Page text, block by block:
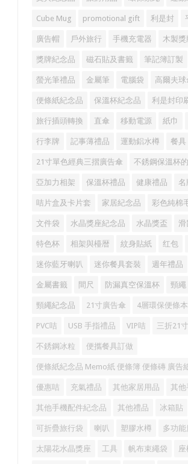
Cube Mug promotional gift 利是封
廣告帽 戶外旅行 手機充電器 木製獎
獎牌紀念品 磁石貼及書籤 筆記簿訂製
螢光筆禮品 金屬筆 電腦袋 高爾夫球
便條紙紀念品 保溫杯紀念品 利是封印
旅行插頭轉換 直傘 移動電源 紙巾
行李牌 記事薄禮品 運動鋁水樽 餐具
21寸單色經典三摺廣告傘 不銹鋼保溫杯
亞加力相架 保溫杯禮品 健康禮品 名
咭片盒及卡片套 家居紀念品 彩色純棉
文件袋 水晶獎座紀念品 水晶獎盃 滑
特色杯 相架與檯暦 紋身貼紙 红包
迷你藍牙喇叭 迷你餐具套裝 週年禮品
金屬書籤 間尺 防漏真空保溫杯 頸繩
頸繩紀念品 21寸廣告傘 4層環保便條本
PVC咭 USB 手指禮品 VIP咭 三折21
不銹鋼冰粒 便攜餐具訂做
便條紙紀念品 Memo紙 便條簿 便條磚 廣告
優惠咭 充氣禮品 其他家居用品 其
其他手機配件紀念品 其他禮品 冰箱貼
可折疊旅行袋 喇叭 塑膠水樽 多功能
太陽花水晶獎座 工具 帆布束繩袋 座